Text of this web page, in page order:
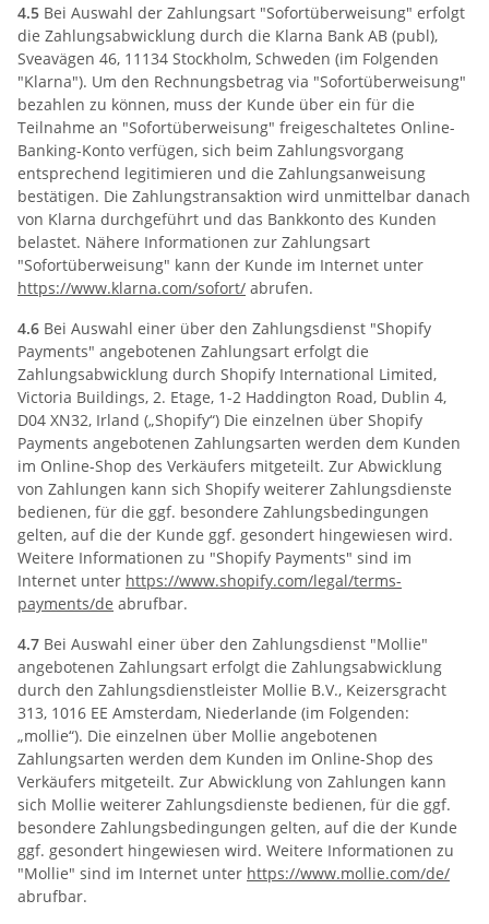
4.5 Bei Auswahl der Zahlungsart "Sofortüberweisung" erfolgt
die Zahlungsabwicklung durch die Klarna Bank AB (publ),
Sveavägen 46, 11134 Stockholm, Schweden (im Folgenden
"Klarna"). Um den Rechnungsbetrag via "Sofortüberweisung"
bezahlen zu können, muss der Kunde über ein für die
Teilnahme an "Sofortüberweisung" freigeschaltetes Online-
Banking-Konto verfügen, sich beim Zahlungsvorgang
entsprechend legitimieren und die Zahlungsanweisung
bestätigen. Die Zahlungstransaktion wird unmittelbar danach
von Klarna durchgeführt und das Bankkonto des Kunden
belastet. Nähere Informationen zur Zahlungsart
"Sofortüberweisung" kann der Kunde im Internet unter
https://www.klarna.com/sofort/ abrufen.
4.6 Bei Auswahl einer über den Zahlungsdienst "Shopify
Payments" angebotenen Zahlungsart erfolgt die
Zahlungsabwicklung durch Shopify International Limited,
Victoria Buildings, 2. Etage, 1-2 Haddington Road, Dublin 4,
D04 XN32, Irland („Shopify“) Die einzelnen über Shopify
Payments angebotenen Zahlungsarten werden dem Kunden
im Online-Shop des Verkäufers mitgeteilt. Zur Abwicklung
von Zahlungen kann sich Shopify weiterer Zahlungsdienste
bedienen, für die ggf. besondere Zahlungsbedingungen
gelten, auf die der Kunde ggf. gesondert hingewiesen wird.
Weitere Informationen zu "Shopify Payments" sind im
Internet unter https://www.shopify.com/legal/terms-
payments/de abrufbar.
4.7 Bei Auswahl einer über den Zahlungsdienst "Mollie"
angebotenen Zahlungsart erfolgt die Zahlungsabwicklung
durch den Zahlungsdienstleister Mollie B.V., Keizersgracht
313, 1016 EE Amsterdam, Niederlande (im Folgenden:
„mollie“). Die einzelnen über Mollie angebotenen
Zahlungsarten werden dem Kunden im Online-Shop des
Verkäufers mitgeteilt. Zur Abwicklung von Zahlungen kann
sich Mollie weiterer Zahlungsdienste bedienen, für die ggf.
besondere Zahlungsbedingungen gelten, auf die der Kunde
ggf. gesondert hingewiesen wird. Weitere Informationen zu
"Mollie" sind im Internet unter https://www.mollie.com/de/
abrufbar.